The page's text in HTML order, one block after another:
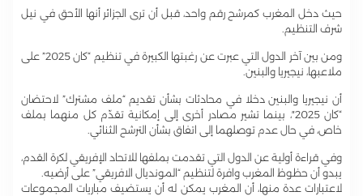
حيث دخل المغرب كمرشح رقم واحد، قبل أن ترى الجزائر أنها الأحق في نيل
شرف التنظيم.
ومن بين آخر الدول التي عبرت عن رغبتها الكبيرة في تنظيم “كان 2025” على
ملاعبها، نيجيريا والبنين.
أن نيجيريا والبنين دخلا في محادثات بشأن تقديم “ملف مشترك” لاحتضان
“كان 2025″، بينما تشير مصادر أخرى إلى إمكانية تقدّم كل منهما بملف
خاص، في حال عدم توصلهما إلى اتفاق بشأن الترشح الثنائي.
وفي قراءة أولية عن الدول التي تقدمت بملفها للاتحاد الإفريقي لكرة القدم،
يبدو أن حظوظ المغرب وافرة لتنظيم “المونديال الافريقي” على أرضيه.
لاعتبارات عدة منها، أن المغرب يمكن له أن يستضيف مباريات المجموعات